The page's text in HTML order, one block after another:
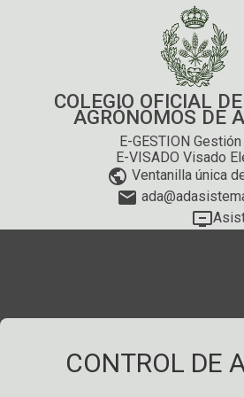
COLEGIO OFICIAL
AGRÓNOMOS DE
E-GESTION
E-VISADO Visado
public Ventanilla única
email
remove_from_queue
CONTROL DE